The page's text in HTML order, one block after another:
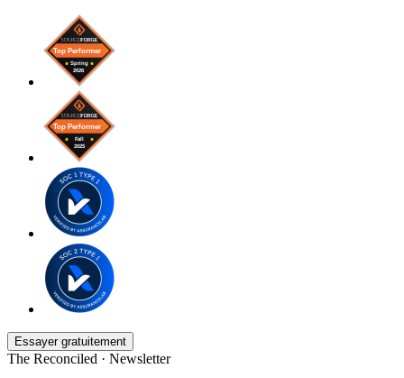
Essayer gratuitement
The Reconciled · Newsletter